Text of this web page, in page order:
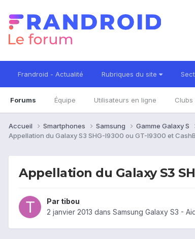
Frandroid - Actualité Rubriques du site
Forums Équipe Utilisateurs en ligne Clubs
Accueil Smartphones Samsung Gamme Galaxy S
Appellation du Galaxy S3 SHG-I9300 ou GT-I9300 et
Appellation du Galaxy S3
Par tibou
2 janvier 2013 dans Samsung Galaxy S3 -